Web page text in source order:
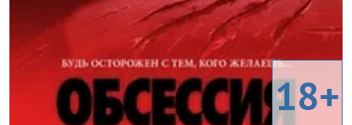
18+